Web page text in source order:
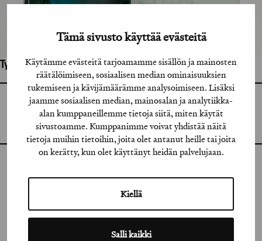
Tämä sivusto käyttää evästeitä
Käytämme evästeitä tarjoamamme sisällön ja mainosten
räätälöimiseen, sosiaalisen median ominaisuuksien
tukemiseen ja kävijämäärämme analysoimiseen. Lisäksi
jaamme sosiaalisen median, mainosalan ja analytiikka-
alan kumppaneillemme tietoja siitä, miten käytät
sivustoamme. Kumppanimme voivat yhdistää näitä
tietoja muihin tietoihin, joita olet antanut heille tai joita
on kerätty, kun olet käyttänyt heidän palvelujaan.
Kiellä
Salli kaikki
Työhön osallistuneet henkilöt / tahot:
GRAFIA RY
GRAFIA(AT)GRAFIA.FI
UUDENMAANKATU 11 B 9,
00120 HELSINKI
LINKEDIN
FACEBOOK